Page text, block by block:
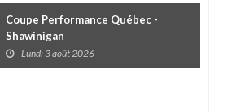
Coupe Performance Québec -
Shawinigan
Lundi 3 août 2026